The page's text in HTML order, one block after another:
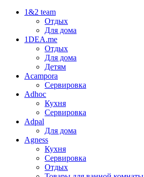
1&2 team
Отдых
Для дома
1DEA.me
Отдых
Для дома
Детям
Acampora
Сервировка
Adhoc
Кухня
Сервировка
Adpal
Для дома
Agness
Кухня
Сервировка
Отдых